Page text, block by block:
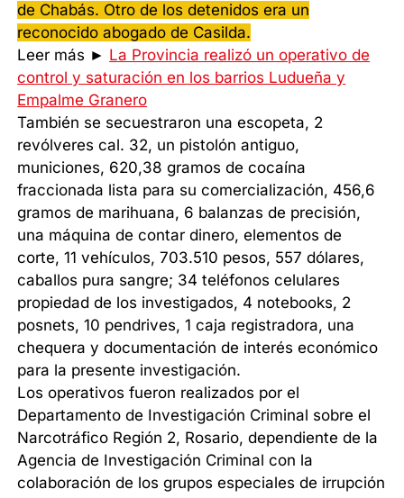
de Chabás. Otro de los detenidos era un
reconocido abogado de Casilda.
Leer más ► La Provincia realizó un operativo de
control y saturación en los barrios Ludueña y
Empalme Granero
También se secuestraron una escopeta, 2
revólveres cal. 32, un pistolón antiguo,
municiones, 620,38 gramos de cocaína
fraccionada lista para su comercialización, 456,6
gramos de marihuana, 6 balanzas de precisión,
una máquina de contar dinero, elementos de
corte, 11 vehículos, 703.510 pesos, 557 dólares,
caballos pura sangre; 34 teléfonos celulares
propiedad de los investigados, 4 notebooks, 2
posnets, 10 pendrives, 1 caja registradora, una
chequera y documentación de interés económico
para la presente investigación.
Los operativos fueron realizados por el
Departamento de Investigación Criminal sobre el
Narcotráfico Región 2, Rosario, dependiente de la
Agencia de Investigación Criminal con la
colaboración de los grupos especiales de irrupción